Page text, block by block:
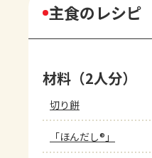
主食のレシピ
材料（2人分）
切り餅
「ほんだし®」